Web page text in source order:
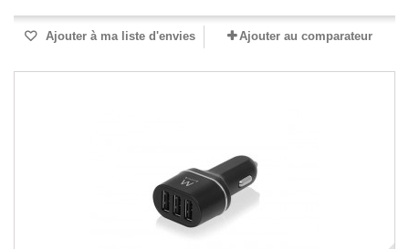
Ajouter à ma liste d'envies Ajouter au comparateur